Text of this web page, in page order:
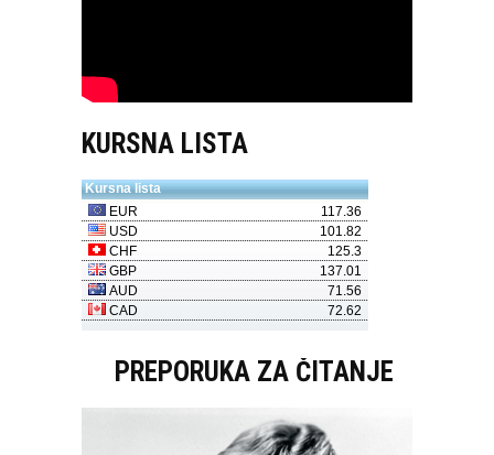
KURSNA LISTA
PREPORUKA ZA ČITANJE